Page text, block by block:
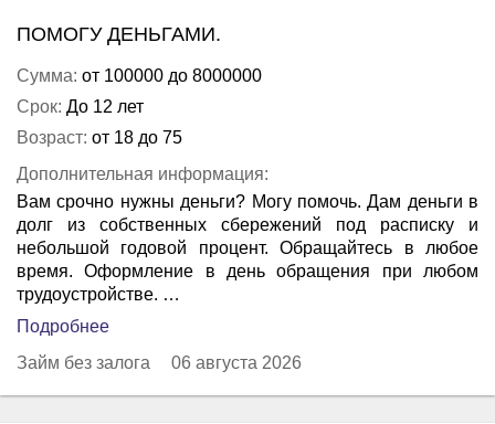
ПОМОГУ ДЕНЬГАМИ.
Сумма: от 100000 до 8000000
Срок: До 12 лет
Возраст: от 18 до 75
Дополнительная информация:
Вам срочно нужны деньги? Могу помочь. Дам деньги в
долг из собственных сбережений под расписку и
небольшой годовой процент. Обращайтесь в любое
время. Оформление в день обращения при любом
трудоустройстве. …
Подробнее
Займ без залога
06 августа 2026